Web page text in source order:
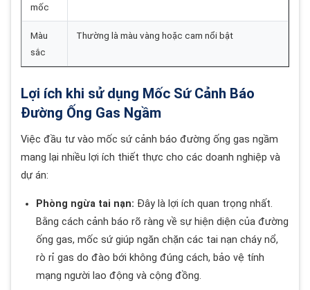
mốc
Màu
sắc
Thường là màu vàng hoặc cam nổi bật
Lợi ích khi sử dụng Mốc Sứ Cảnh Báo
Đường Ống Gas Ngầm
Việc đầu tư vào mốc sứ cảnh báo đường ống gas ngầm
mang lại nhiều lợi ích thiết thực cho các doanh nghiệp và
dự án:
Phòng ngừa tai nạn: Đây là lợi ích quan trọng nhất.
Bằng cách cảnh báo rõ ràng về sự hiện diện của đường
ống gas, mốc sứ giúp ngăn chặn các tai nạn cháy nổ,
rò rỉ gas do đào bới không đúng cách, bảo vệ tính
mạng người lao động và cộng đồng.